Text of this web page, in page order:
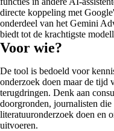
directe koppeling met
onderdeel van het Gemini
biedt tot de krachtigste
Voor wie?
De tool is bedoeld voor
onderzoek doen maar de tijd
terugdringen. Denk aan
doorgronden, journalisten
literatuuronderzoek doen en
uitvoeren.